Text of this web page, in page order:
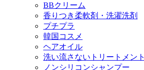
BBクリーム
香りつき柔軟剤・洗濯洗剤
プチプラ
韓国コスメ
ヘアオイル
洗い流さないトリートメント
ノンシリコンシャンプー